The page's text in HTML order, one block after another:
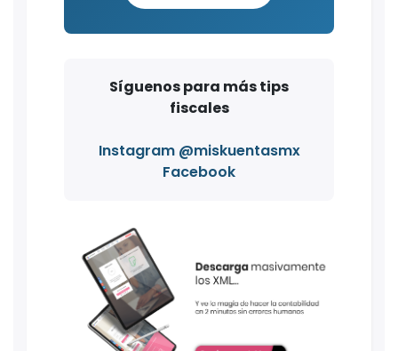
Síguenos para más tips
fiscales
Instagram @miskuentasmx
Facebook